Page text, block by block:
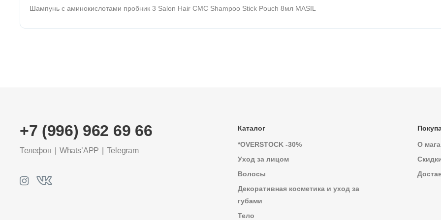
Шампунь с аминокислотами пробник 3 Salon Hair CMC Shampoo Stick Pouch 8мл MASIL
+7 (996) 962 69 66
Телефон Whats’APP Telegram
Каталог
*OVERSTOCK -30%
Уход за лицом
Волосы
Декоративная косметика и уход за
губами
Тело
О